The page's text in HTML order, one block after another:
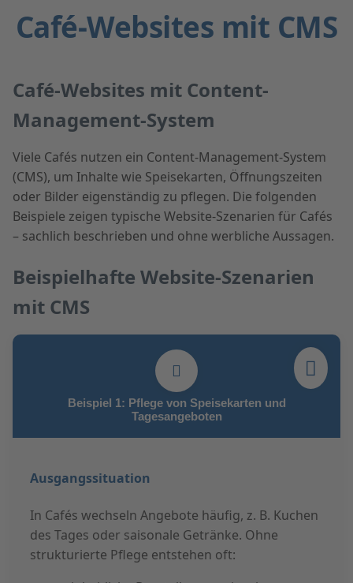
Café-Websites mit CMS
Café-Websites mit Content-
Management-System
Viele Cafés nutzen ein Content-Management-System
(CMS), um Inhalte wie Speisekarten, Öffnungszeiten
oder Bilder eigenständig zu pflegen. Die folgenden
Beispiele zeigen typische Website-Szenarien für Cafés
– sachlich beschrieben und ohne werbliche Aussagen.
Beispielhafte Website-Szenarien
mit CMS
Beispiel 1: Pflege von Speisekarten und
Tagesangeboten
Ausgangssituation
In Cafés wechseln Angebote häufig, z. B. Kuchen
des Tages oder saisonale Getränke. Ohne
strukturierte Pflege entstehen oft: